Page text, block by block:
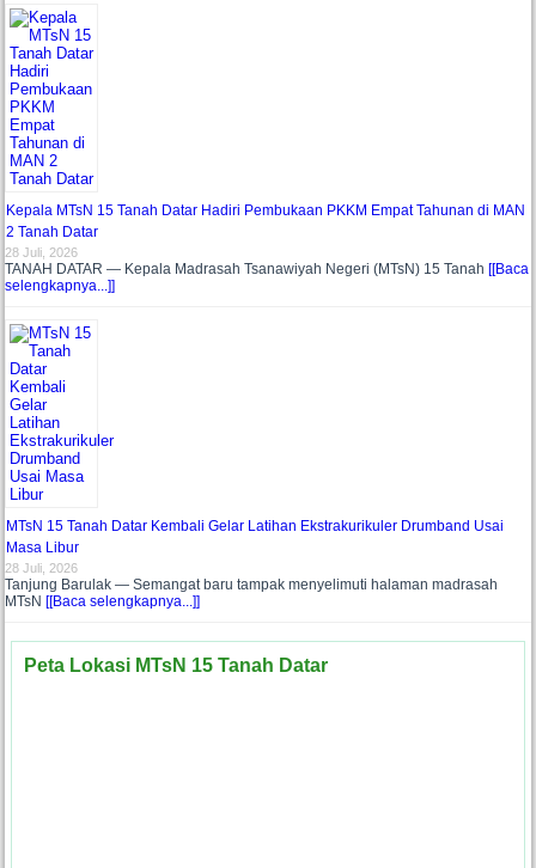
Kepala MTsN 15 Tanah Datar Hadiri Pembukaan PKKM Empat Tahunan di MAN
2 Tanah Datar
28 Juli, 2026
TANAH DATAR — Kepala Madrasah Tsanawiyah Negeri (MTsN) 15 Tanah[[Baca
selengkapnya...]]
MTsN 15 Tanah Datar Kembali Gelar Latihan Ekstrakurikuler Drumband Usai
Masa Libur
28 Juli, 2026
Tanjung Barulak — Semangat baru tampak menyelimuti halaman madrasah
MTsN[[Baca selengkapnya...]]
Peta Lokasi MTsN 15 Tanah Datar